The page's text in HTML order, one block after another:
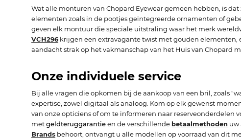
Wat alle monturen van Chopard Eyewear gemeen hebben, is
elementen zoals in de pootjes geïntegreerde ornamenten of
geven elk montuur die speciale uitstraling waar het merk
VCH296 krijgen een extravagante twist met gouden elementen,
aandacht strak op het vakmanschap van het Huis van Chopard
Onze individuele service
Bij alle vragen die opkomen bij de aankoop van een bril, zoals
expertise, zowel digitaal als analoog. Kom op elk gewenst
van onze opticiens of om te informeren naar
metgeldteruggarantieen de verschillende betaalmethoden uw
Brands behoort, ontvangt u alle modellen op voorraad van dit